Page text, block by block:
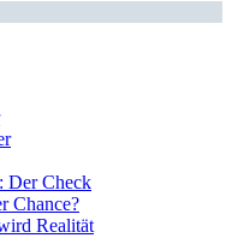
Der Check
Chance?
Realität